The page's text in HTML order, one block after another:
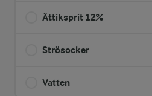
Ättiksprit 12%
Strösocker
Vatten